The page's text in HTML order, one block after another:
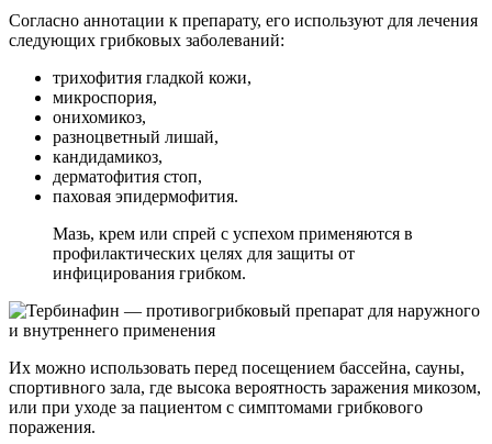
Согласно аннотации к препарату, его используют для лечения
следующих грибковых заболеваний:
трихофития гладкой кожи,
микроспория,
онихомикоз,
разноцветный лишай,
кандидамикоз,
дерматофития стоп,
паховая эпидермофития.
Мазь, крем или спрей с успехом применяются в
профилактических целях для защиты от
инфицирования грибком.
Их можно использовать перед посещением бассейна, сауны,
спортивного зала, где высока вероятность заражения микозом,
или при уходе за пациентом с симптомами грибкового
поражения.